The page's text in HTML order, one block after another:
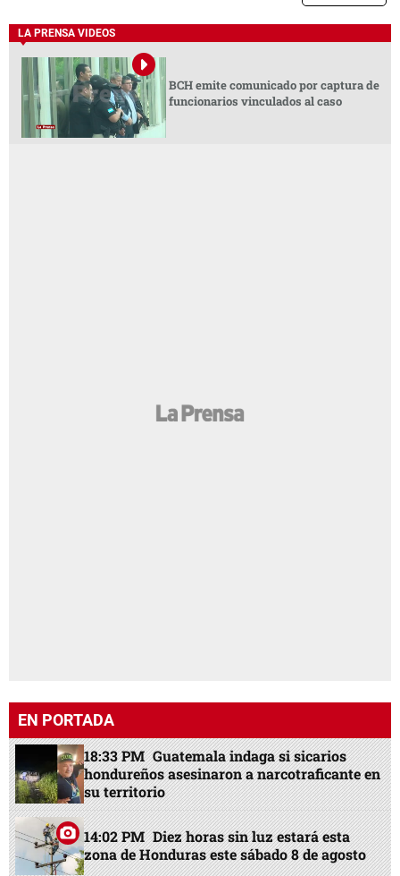
LA PRENSA VIDEOS
BCH emite comunicado por captura de
funcionarios vinculados al caso
EN PORTADA
18:33 PM Guatemala indaga si sicarios
hondureños asesinaron a narcotraficante en
su territorio
14:02 PM Diez horas sin luz estará esta
zona de Honduras este sábado 8 de agosto